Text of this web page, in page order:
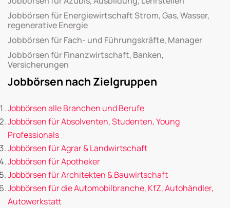
Jobbörsen für Energiewirtschaft Strom, Gas, Wasser,
regenerative Energie
Jobbörsen für Fach- und Führungskräfte, Manager
Jobbörsen für Finanzwirtschaft, Banken,
Versicherungen
Jobbörsen nach Zielgruppen
Jobbörsen alle Branchen und Berufe
Jobbörsen für Absolventen, Studenten, Young
Professionals
Jobbörsen für Agrar & Landwirtschaft
Jobbörsen für Apotheker
Jobbörsen für Architekten & Bauwirtschaft
Jobbörsen für die Automobilbranche, KfZ, Autohändler,
Autowerkstatt